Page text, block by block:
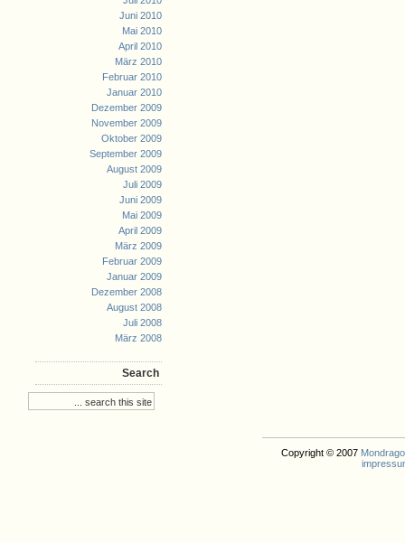
Juni 2010
Mai 2010
April 2010
März 2010
Februar 2010
Januar 2010
Dezember 2009
November 2009
Oktober 2009
September 2009
August 2009
Juli 2009
Juni 2009
Mai 2009
April 2009
März 2009
Februar 2009
Januar 2009
Dezember 2008
August 2008
Juli 2008
März 2008
Search
Copyright © 2007